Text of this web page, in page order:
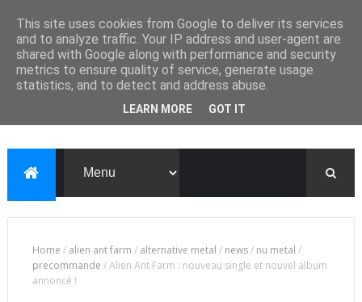
Home / alien ant farm / alternative metal / news/ nu metal /
precommande /Alien Ant Farm : nouveau single et nouvel album
annoncé !
This site uses cookies from Google to deliver its services
and to analyze traffic. Your IP address and user-agent are
shared with Google along with performance and security
metrics to ensure quality of service, generate usage
statistics, and to detect and address abuse.
LEARN MORE GOT IT